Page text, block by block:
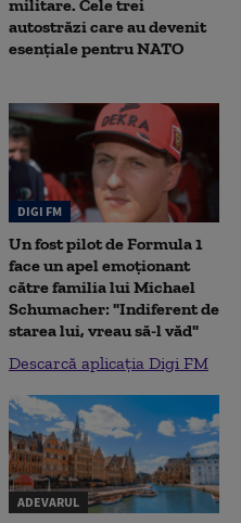
militare. Cele trei
autostrăzi care au devenit
esențiale pentru NATO
DIGI FM
Un fost pilot de Formula 1
face un apel emoționant
către familia lui Michael
Schumacher: "Indiferent de
starea lui, vreau să-l văd"
Descarcă aplicația Digi FM
ADEVARUL